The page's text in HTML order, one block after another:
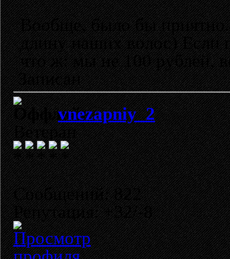
Вообще, было бы
длину наших волос) Если
что ж: мы не 100 рублей,
Записан
vnezapniy_2
Ветеран
Сообщений: 822
Репутация: +32/-8